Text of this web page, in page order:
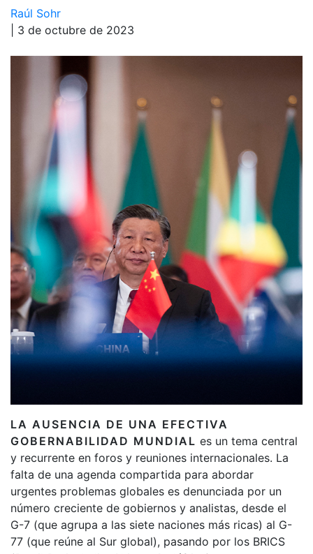
Raúl Sohr
| 3 de octubre de 2023
LA AUSENCIA DE UNA EFECTIVA
GOBERNABILIDAD MUNDIAL es un tema central
y recurrente en foros y reuniones internacionales. La
falta de una agenda compartida para abordar
urgentes problemas globales es denunciada por un
número creciente de gobiernos y analistas, desde el
G-7 (que agrupa a las siete naciones más ricas) al G-
77 (que reúne al Sur global), pasando por los BRICS